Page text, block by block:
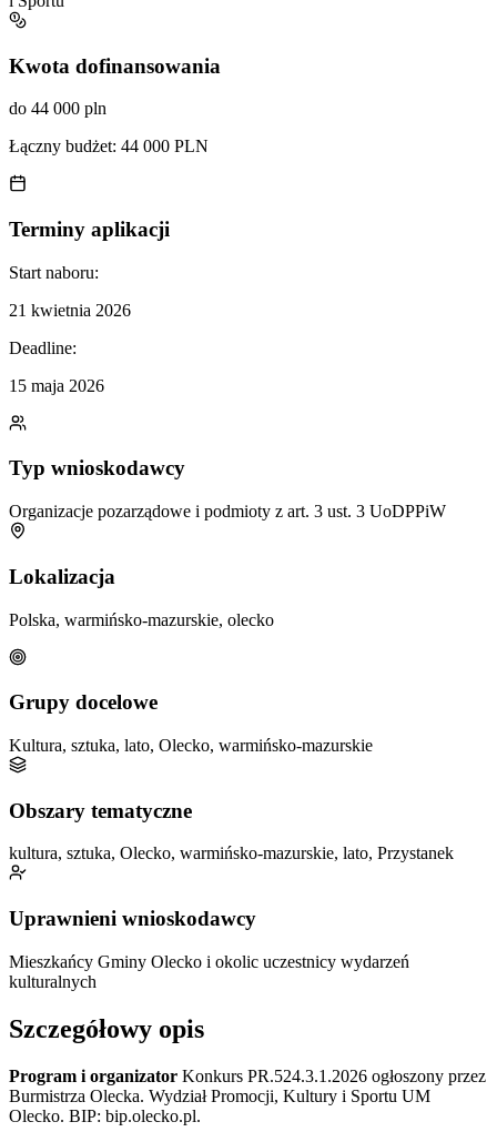
Kwota dofinansowania
do 44 000 pln
Łączny budżet: 44 000 PLN
Terminy aplikacji
Start naboru:
21 kwietnia 2026
Deadline:
15 maja 2026
Typ wnioskodawcy
Organizacje pozarządowe i podmioty z art. 3 ust. 3 UoDPPiW
Lokalizacja
Polska, warmińsko-mazurskie, olecko
Grupy docelowe
Kultura, sztuka, lato, Olecko, warmińsko-mazurskie
Obszary tematyczne
kultura, sztuka, Olecko, warmińsko-mazurskie, lato, Przystanek
Uprawnieni wnioskodawcy
Mieszkańcy Gminy Olecko i okolic uczestnicy wydarzeń
kulturalnych
Szczegółowy opis
Program i organizator Konkurs PR.524.3.1.2026 ogłoszony przez
Burmistrza Olecka. Wydział Promocji, Kultury i Sportu UM
Olecko. BIP: bip.olecko.pl.